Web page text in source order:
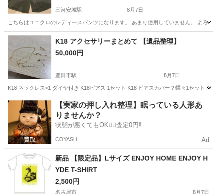
三河安城駅 8月7日
こちらはユニクロのレディースパンツになります。 あまり使用していません。 よろ
愛知 刈谷市 三河安城駅 パンツ ユニクロ
K18 アクセサリーまとめて 【遺品整理】
50,000円
豊田市駅 8月7日
K18 ネックレス×1 ダイヤ付き K18ピアス 1セット K18 ピアスカバー？蝶々1セット
愛知 豊田市 豊田市駅 アクセサリー
【実家の押し入れ整理】眠っている人形あ
りませんか？
状態が悪くてもOK🙆‍♀️査定0円‼️
COYASH Ad
新品 【限定品】Lサイズ ENJOY HOME ENJOY H
YDE T-SHIRT
2,500円
名古屋市 8月7日